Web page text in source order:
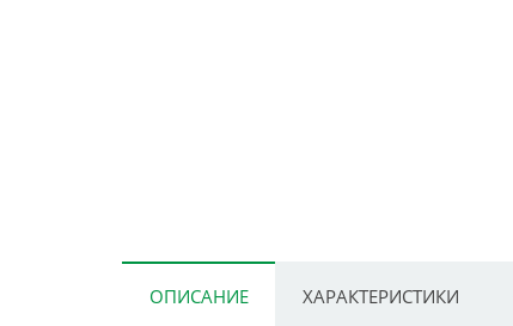
ОПИСАНИЕ ХАРАКТЕРИСТИКИ